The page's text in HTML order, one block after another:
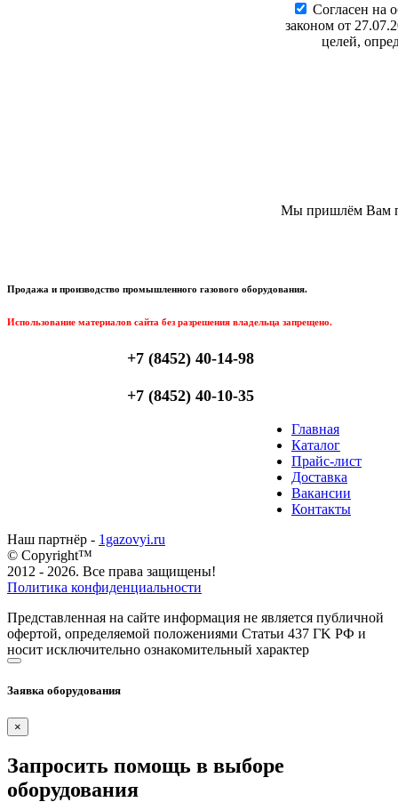
Cогласен на
законом от
целей,
Мы пришлём Вам
Продажа и производство промышленного газового оборудования.
Использование материалов сайта без разрешения владельца запрещено.
+7 (8452) 40-14-98
+7 (8452) 40-10-35
Главная
Каталог
Прайс-лист
Доставка
Вакансии
Контакты
Наш партнёр - 1gazovyi.ru
© Copyright™
2012 - 2026. Все права защищены!
Политика конфиденциальности
Представленная на сайте информация не является публичной
офертой, определяемой положениями Статьи 437 ГK РФ и
носит исключительно ознакомительный характер
Заявка оборудования
×
Запросить помощь в выборе
оборудования